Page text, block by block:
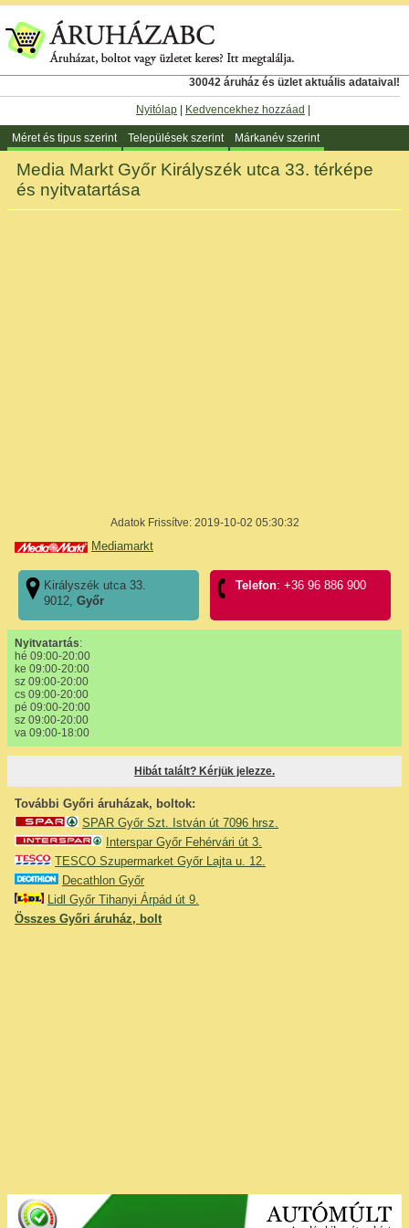
30042 áruház és üzlet aktuális adataival!
Nyitólap Kedvencekhez hozzáad
Méret és tipus szerint Települések szerint Márkanév szerint
Media Markt Győr Királyszék utca 33. térképe
és nyitvatartása
Adatok Frissítve: 2019-10-02 05:30:32
Mediamarkt
Királyszék utca 33.
9012,Győr
Telefon: +36 96 886 900
Nyitvatartás:
hé 09:00-20:00
ke 09:00-20:00
sz 09:00-20:00
cs 09:00-20:00
pé 09:00-20:00
sz 09:00-20:00
va 09:00-18:00
Hibát talált? Kérjük jelezze.
További Győri áruházak, boltok:
SPAR Győr Szt. István út 7096 hrsz.
Interspar Győr Fehérvári út 3.
TESCO Szupermarket Győr Lajta u. 12.
Decathlon Győr
Lidl Győr Tihanyi Árpád út 9.
Összes Győri áruház, bolt